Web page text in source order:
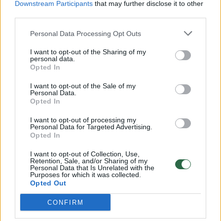
Downstream Participants that may further disclose it to other
Personal Data Processing Opt Outs
I want to opt-out of the Sharing of my
personal data.
Opted In
I want to opt-out of the Sale of my
Personal Data.
Opted In
I want to opt-out of processing my
Personal Data for Targeted Advertising.
Opted In
I want to opt-out of Collection, Use,
Retention, Sale, and/or Sharing of my
Personal Data that Is Unrelated with the
Purposes for which it was collected.
Opted Out
CONFIRM
00:00:57
Savaitės vidurys nusimato karštas: temperatūra kils iki
32 laipsnių šilumos
Žinios Orai
V. Zalužno pasisakymą laiko bandymu įsitvirtinti
Ukrainos politikoje: jis yra neteisus
savaitę: karščiai atsitrauks
Žinios | Orai